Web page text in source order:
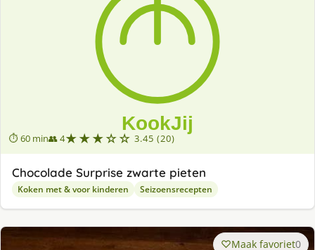
⏱ 60 min👥 4★★★☆☆ 3.45 (20)
Chocolade Surprise zwarte pieten
Koken met & voor kinderen Seizoensrecepten
Maak favoriet0